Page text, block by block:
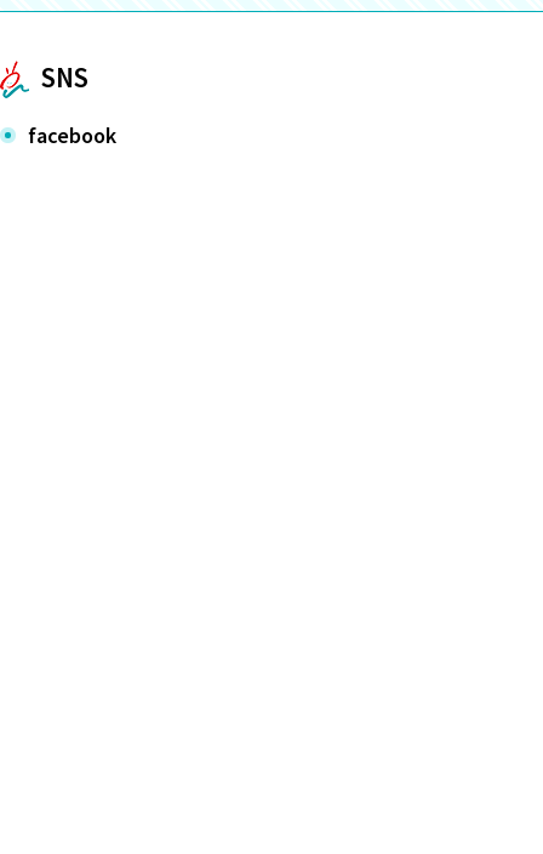
SNS
facebook